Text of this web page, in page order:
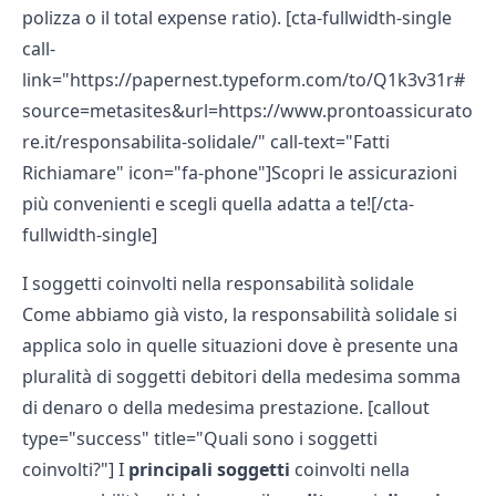
polizza o il total expense ratio). [cta-fullwidth-single
call-
link="https://papernest.typeform.com/to/Q1k3v31r#
source=metasites&url=https://www.prontoassicurato
re.it/responsabilita-solidale/" call-text="Fatti
Richiamare" icon="fa-phone"]Scopri le assicurazioni
più convenienti e scegli quella adatta a te![/cta-
fullwidth-single]
I soggetti coinvolti nella responsabilità solidale
Come abbiamo già visto, la responsabilità solidale si
applica solo in quelle situazioni dove è presente una
pluralità di soggetti debitori della medesima somma
di denaro o della medesima prestazione. [callout
type="success" title="Quali sono i soggetti
coinvolti?"] I principali soggetti coinvolti nella